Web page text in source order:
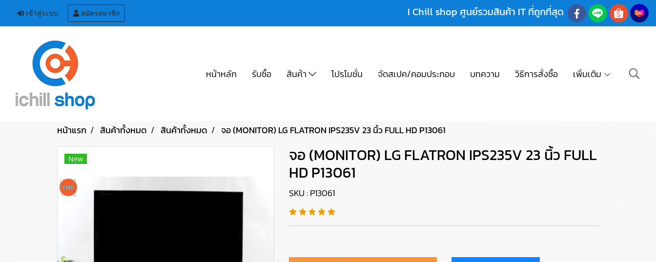
เข้าสู่ระบบ สมัครสมาชิก I Chill shop ศูนย์รวมสินค้า IT ที่ถูกที่สุด
หน้าหลัก รับซื้อ สินค้า โปรโมชั่น จัดสเปค/คอมประกอบ บทความ วิธีการสั่งซื้อ เพิ่มเติม
หน้าแรก สินค้าทั้งหมด สินค้าทั้งหมด จอ (MONITOR) LG FLATRON IPS235V 23 นิ้ว FULL HD P13061
New
จอ (MONITOR) LG FLATRON IPS235V 23 นิ้ว FULL
HD P13061
SKU : P13061